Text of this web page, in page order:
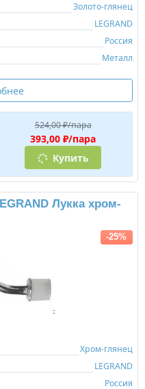
Золото-глянец
LEGRAND
Россия
Металл
524,00 ₽/пара
393,00 ₽/пара
Купить
Лукка хром-
-25%
Хром-глянец
LEGRAND
Россия